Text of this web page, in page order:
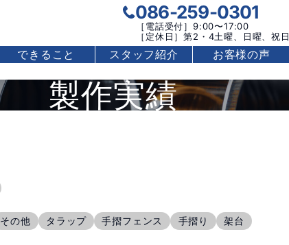
086-259-0301
［電話受付］9:00〜17:00
［定休日］第2・4土曜、日曜、祝日
できること スタッフ紹介 お客様の声
製作実績
その他 タラップ 手摺フェンス 手摺り
架台